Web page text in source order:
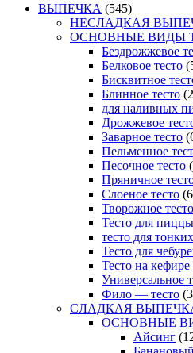
ВЫПЕЧКА (545)
НЕСЛАДКАЯ
ОСНОВНЫЕ ВИДЫ
Бездрожжевое
Белковое тесто
Бисквитное
Блинное тесто
для наливных
Дрожжевое
Заварное тесто
Пельменное
Песочное тесто
Пряничное
Слоеное тесто
Творожное тесто
Тесто для пиццы
тесто для
Тесто для
Тесто на кефире
Универсальное
Фило — тесто
СЛАДКАЯ
ОСНОВНЫЕ
Айсинг